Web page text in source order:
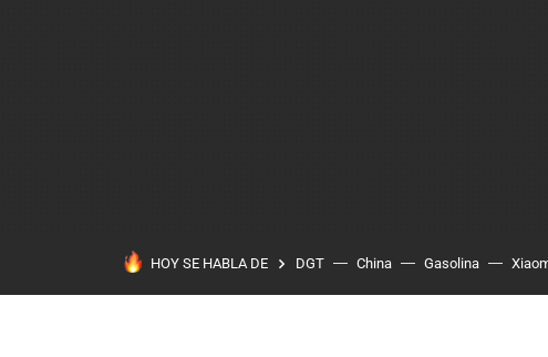
HOY SE HABLA DE DGT China Gasolina